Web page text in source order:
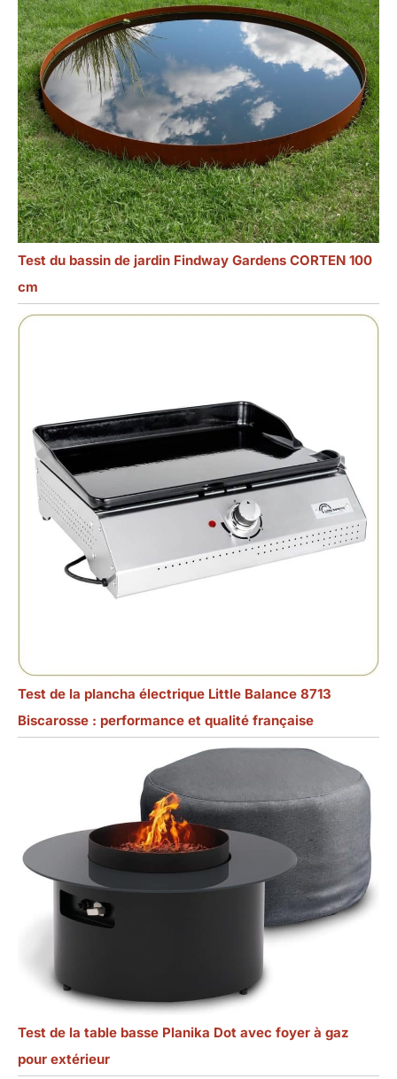
Test du bassin de jardin Findway Gardens CORTEN 100
cm
Test de la plancha électrique Little Balance 8713
Biscarosse : performance et qualité française
Test de la table basse Planika Dot avec foyer à gaz
pour extérieur